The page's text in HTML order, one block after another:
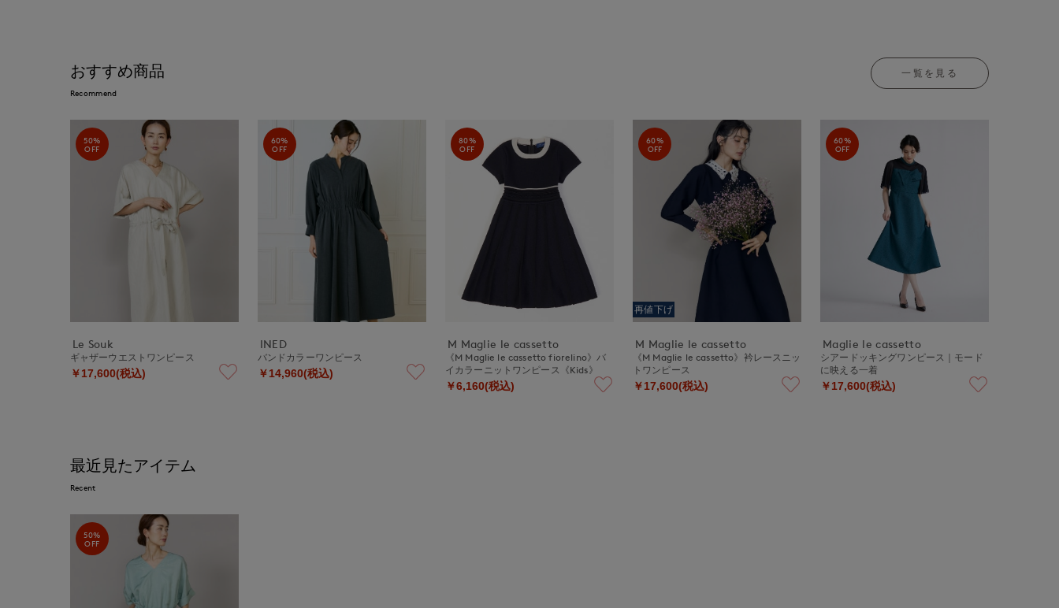
おすすめ商品
Recommend
一覧を見る
50%
OFF
Le Souk
ギャザーウエストワンピース
￥17,600(税込)
60%
OFF
INED
バンドカラーワンピース
￥14,960(税込)
80%
OFF
M Maglie le cassetto
《M Maglie le cassetto fiorelino》バ
イカラーニットワンピース《Kids》
￥6,160(税込)
60%
OFF
再値下げ
M Maglie le cassetto
《M Maglie le cassetto》衿レースニッ
トワンピース
￥17,600(税込)
60%
OFF
Maglie le cassetto
シアードッキングワンピース｜モード
に映える一着
￥17,600(税込)
最近見たアイテム
Recent
50%
OFF